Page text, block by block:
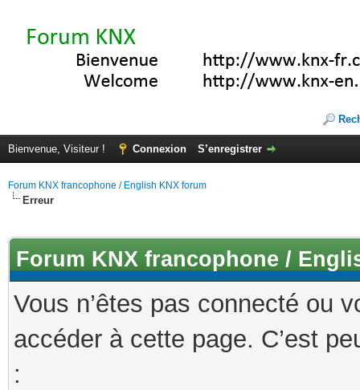
Bienvenue, Visiteur ! Connexion S’enregistrer
Forum KNX francophone / English KNX forum
Erreur
Forum KNX francophone /
Vous n’êtes pas connecté ou
accéder à cette page. C’est
: